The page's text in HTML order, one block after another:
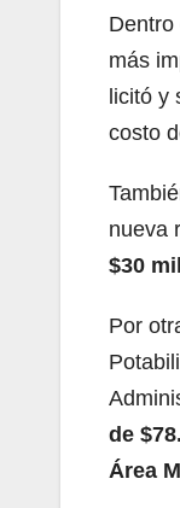
más
licitó y
costo
nueva
$30
Por
de
Área